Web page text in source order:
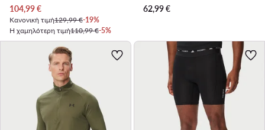
Τρέχουσα τιμή
104,99€
Κανονική τιμή129,99 €-19%
Η χαμηλότερη τιμή110,99 €-5%
62,99€